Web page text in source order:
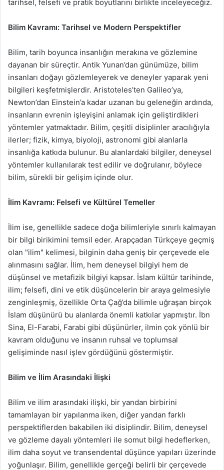
tarihsel, felsefi ve pratik boyutlarını birlikte inceleyeceğiz.
Bilim Kavramı: Tarihsel ve Modern Perspektifler
Bilim, tarih boyunca insanlığın merakına ve gözlemine
dayanan bir süreçtir. Antik Yunan’dan günümüze, bilim
insanları doğayı gözlemleyerek ve deneyler yaparak yeni
bilgileri keşfetmişlerdir. Aristoteles’ten Galileo’ya,
Newton’dan Einstein’a kadar uzanan bu geleneğin ardında,
insanların evrenin işleyişini anlamak için geliştirdikleri
yöntemler yatmaktadır. Bilim, çeşitli disiplinler aracılığıyla
ilerler; fizik, kimya, biyoloji, astronomi gibi alanlarla
insanlığa katkıda bulunur. Bu alanlardaki bilgiler, deneysel
yöntemler kullanılarak test edilir ve doğrulanır, böylece
bilim, sürekli bir gelişim içinde olur.
İlim Kavramı: Felsefi ve Kültürel Temeller
İlim ise, genellikle sadece doğa bilimleriyle sınırlı kalmayan
bir bilgi birikimini temsil eder. Arapçadan Türkçeye geçmiş
olan "ilim" kelimesi, bilginin daha geniş bir çerçevede ele
alınmasını sağlar. İlim, hem deneysel bilgiyi hem de
düşünsel ve metafizik bilgiyi kapsar. İslam kültür tarihinde,
ilim; felsefi, dini ve etik düşüncelerin bir araya gelmesiyle
zenginleşmiş, özellikle Orta Çağ’da bilimle uğraşan birçok
İslam düşünürü bu alanlarda önemli katkılar yapmıştır. İbn
Sina, El-Farabi, Farabi gibi düşünürler, ilmin çok yönlü bir
kavram olduğunu ve insanın ruhsal ve toplumsal
gelişiminde nasıl işlev gördüğünü göstermiştir.
Bilim ve İlim Arasındaki İlişki
Bilim ve ilim arasındaki ilişki, bir yandan birbirini
tamamlayan bir yapılanma iken, diğer yandan farklı
perspektiflerden bakabilen iki disiplindir. Bilim, deneysel
ve gözleme dayalı yöntemleri ile somut bilgi hedeflerken,
ilim daha soyut ve transendental düşünce yapıları üzerinde
yoğunlaşır. Bilim, genellikle gerçeği belirli bir çerçevede